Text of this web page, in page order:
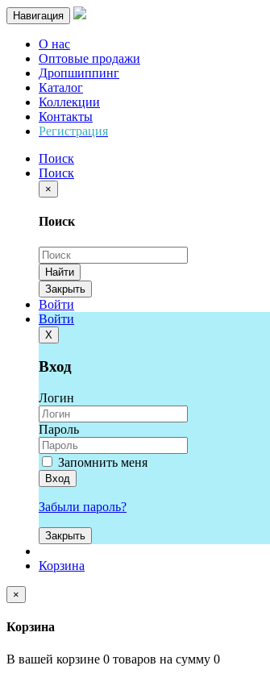
Навигация
О нас
Оптовые продажи
Дропшиппинг
Каталог
Коллекции
Контакты
Регистрация
Поиск
Поиск
×
Поиск
Найти
Закрыть
Войти
Войти
Х
Вход
Логин
Пароль
Запомнить меня
Вход
Забыли пароль?
Закрыть
Корзина
×
Корзина
В вашей корзине 0 товаров на сумму 0